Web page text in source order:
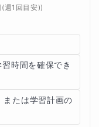
(週1回目安))
時間を確保でき
または学習計画の